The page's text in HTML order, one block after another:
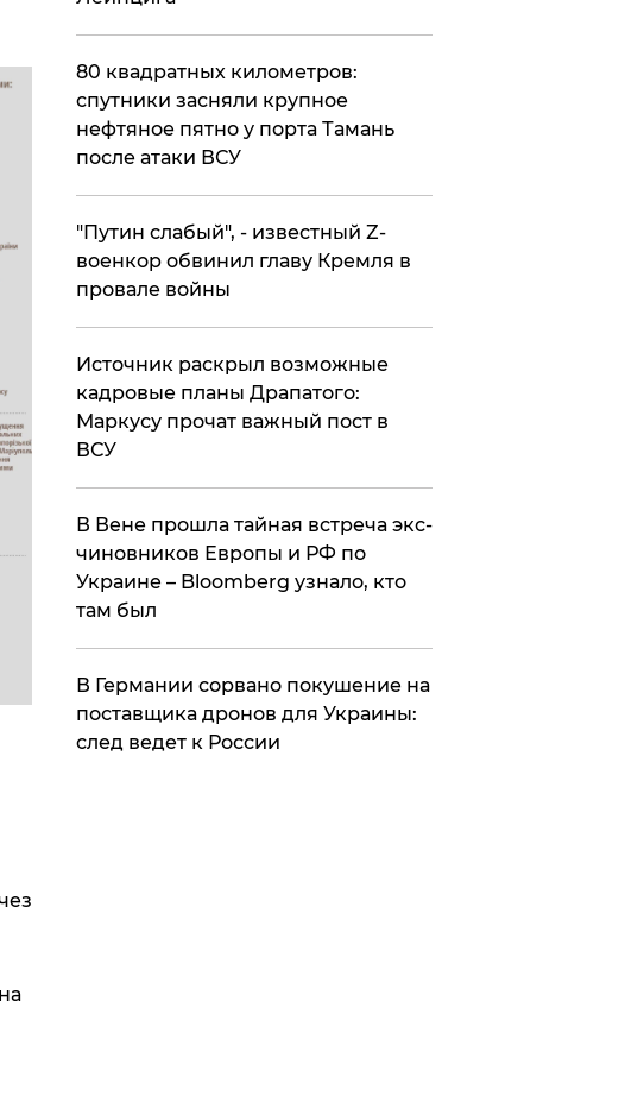
80 квадратных километров:
спутники засняли крупное
нефтяное пятно у порта Тамань
после атаки ВСУ
​"Путин слабый", - известный Z-
военкор обвинил главу Кремля в
провале войны
​Источник раскрыл возможные
кадровые планы Драпатого:
Маркусу прочат важный пост в
ВСУ
В Вене прошла тайная встреча экс-
чиновников Европы и РФ по
Украине – Bloomberg узнало, кто
там был
​В Германии сорвано покушение на
поставщика дронов для Украины:
след ведет к России